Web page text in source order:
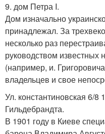
9. дом Петра I.
Дом изначально
принадлежал. За
несколько раз
руководством известных
(например, и.
владельцев и свое
Ул. константиновская 6/8
Гильдебрандта.
В 1901 году в Киеве